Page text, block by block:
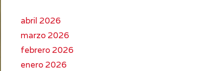
abril 2026
marzo 2026
febrero 2026
enero 2026